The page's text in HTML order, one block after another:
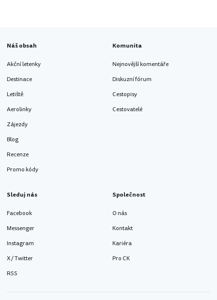
Náš obsah
Akční letenky
Destinace
Letiště
Aerolinky
Zájezdy
Blog
Recenze
Promo kódy
Komunita
Nejnovější komentáře
Diskuzní fórum
Cestopisy
Cestovatelé
Sleduj nás
Facebook
Messenger
Instagram
X / Twitter
RSS
Společnost
O nás
Kontakt
Kariéra
Pro CK